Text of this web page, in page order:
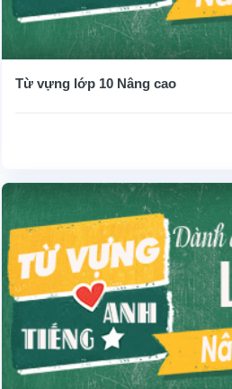
Từ vựng lớp 10 Nâng cao